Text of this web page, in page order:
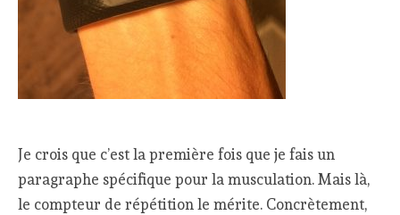
Je crois que c’est la première fois que je fais un
paragraphe spécifique pour la musculation. Mais là,
le compteur de répétition le mérite. Concrètement,